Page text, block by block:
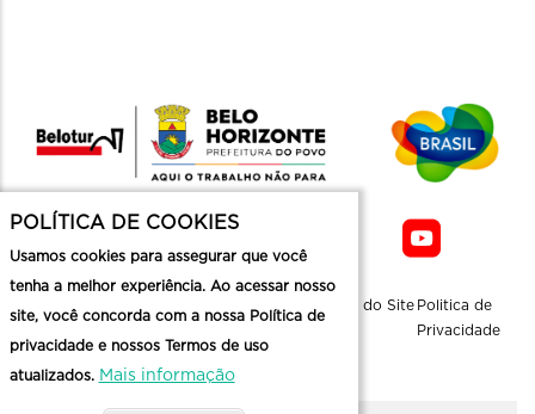
Mapa do Site Politica de
Privacidade
POLÍTICA DE COOKIES
Usamos cookies para assegurar que você
tenha a melhor experiência. Ao acessar nosso
site, você concorda com a nossa Política de
privacidade e nossos Termos de uso
atualizados. Mais informação